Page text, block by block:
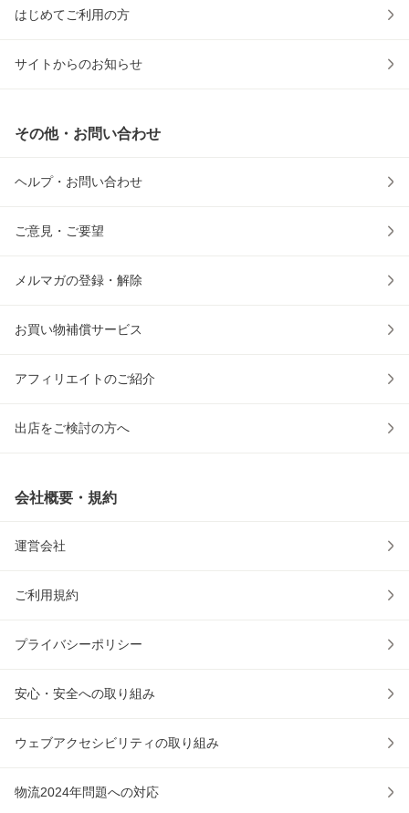
はじめてご利用の方
サイトからのお知らせ
その他・お問い合わせ
ヘルプ・お問い合わせ
ご意見・ご要望
メルマガの登録・解除
お買い物補償サービス
アフィリエイトのご紹介
出店をご検討の方へ
会社概要・規約
運営会社
ご利用規約
プライバシーポリシー
安心・安全への取り組み
ウェブアクセシビリティの取り組み
物流2024年問題への対応